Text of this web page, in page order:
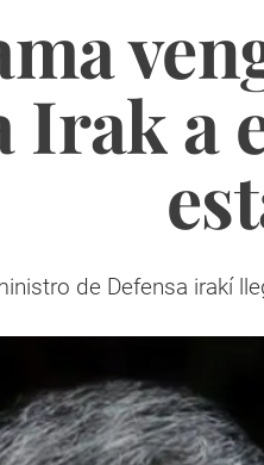
Irak a
de Defensa irakí